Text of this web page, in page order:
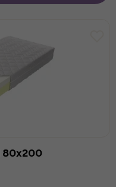
80x200